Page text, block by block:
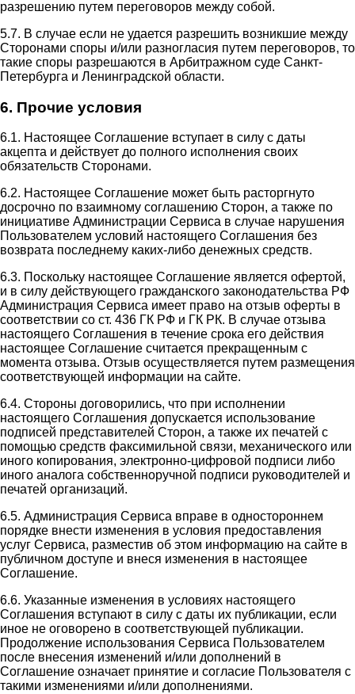
разрешению путем переговоров между собой.
5.7. В случае если не удается разрешить возникшие между
Сторонами споры и/или разногласия путем переговоров, то
такие споры разрешаются в Арбитражном суде Санкт-
Петербурга и Ленинградской области.
6. Прочие условия
6.1. Настоящее Соглашение вступает в силу с даты
акцепта и действует до полного исполнения своих
обязательств Сторонами.
6.2. Настоящее Соглашение может быть расторгнуто
досрочно по взаимному соглашению Сторон, а также по
инициативе Администрации Сервиса в случае нарушения
Пользователем условий настоящего Соглашения без
возврата последнему каких-либо денежных средств.
6.3. Поскольку настоящее Соглашение является офертой,
и в силу действующего гражданского законодательства РФ
Администрация Сервиса имеет право на отзыв оферты в
соответствии со ст. 436 ГК РФ и ГК РК. В случае отзыва
настоящего Соглашения в течение срока его действия
настоящее Соглашение считается прекращенным с
момента отзыва. Отзыв осуществляется путем размещения
соответствующей информации на сайте.
6.4. Стороны договорились, что при исполнении
настоящего Соглашения допускается использование
подписей представителей Сторон, а также их печатей с
помощью средств факсимильной связи, механического или
иного копирования, электронно-цифровой подписи либо
иного аналога собственноручной подписи руководителей и
печатей организаций.
6.5. Администрация Сервиса вправе в одностороннем
порядке внести изменения в условия предоставления
услуг Сервиса, разместив об этом информацию на сайте в
публичном доступе и внеся изменения в настоящее
Соглашение.
6.6. Указанные изменения в условиях настоящего
Соглашения вступают в силу с даты их публикации, если
иное не оговорено в соответствующей публикации.
Продолжение использования Сервиса Пользователем
после внесения изменений и/или дополнений в
Соглашение означает принятие и согласие Пользователя с
такими изменениями и/или дополнениями.